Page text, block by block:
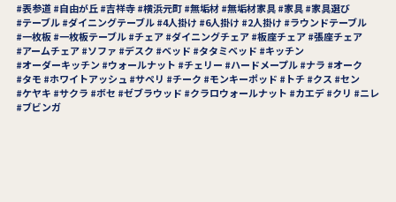
表参道 自由が丘 吉祥寺 横浜元町 無垢材 無垢材家具 家具 家具選び
テーブル ダイニングテーブル 4人掛け 6人掛け 2人掛け
ラウンドテーブル
一枚板 一枚板テーブル チェア ダイニングチェア 板座チェア 張座チェア
アームチェア
ソファ デスク ベッド タタミベッド
キッチン
オーダーキッチン
ウォールナット チェリー ハードメープル ナラ
オーク
タモ
ホワイトアッシュ サペリ チーク モンキーポッド トチ クス
セン
ケヤキ
サクラ ボセ ゼブラウッド クラロウォールナット カエデ クリ
ニレ
ブビンガ